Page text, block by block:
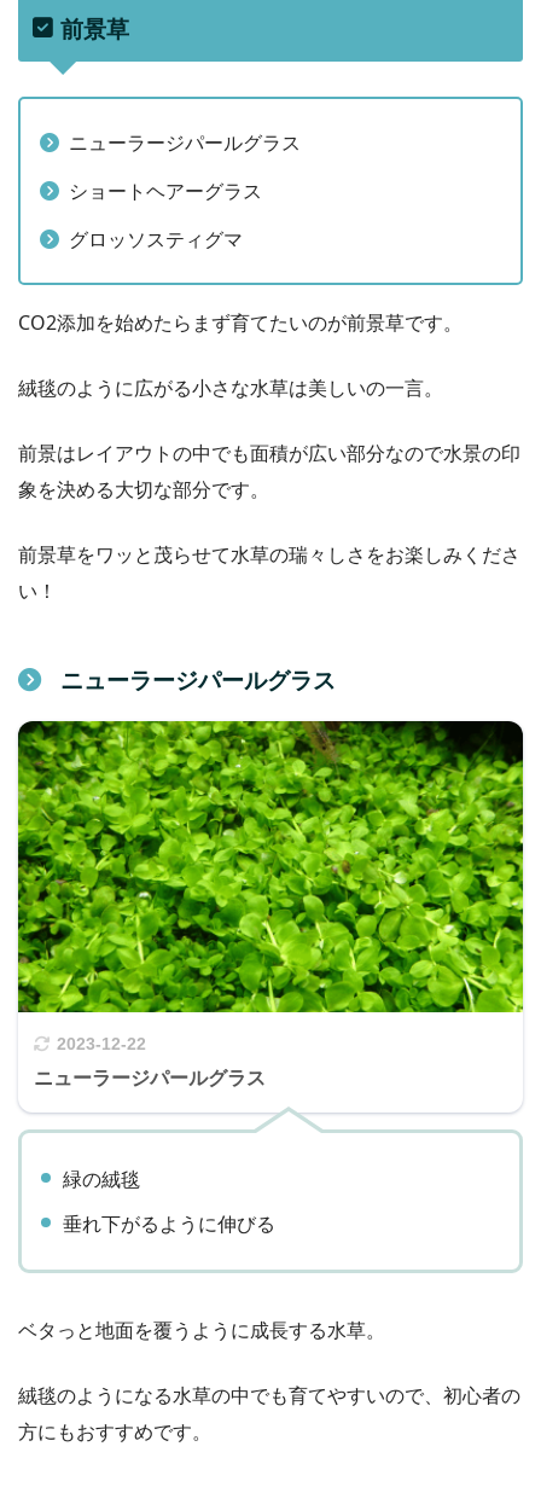
前景草
ニューラージパールグラス
ショートヘアーグラス
グロッソスティグマ
CO2添加を始めたらまず育てたいのが前景草です。
絨毯のように広がる小さな水草は美しいの一言。
前景はレイアウトの中でも面積が広い部分なので水景の印
象を決める大切な部分です。
前景草をワッと茂らせて水草の瑞々しさをお楽しみくださ
い！
ニューラージパールグラス
2023-12-22
ニューラージパールグラス
緑の絨毯
垂れ下がるように伸びる
ベタっと地面を覆うように成長する水草。
絨毯のようになる水草の中でも育てやすいので、初心者の
方にもおすすめです。